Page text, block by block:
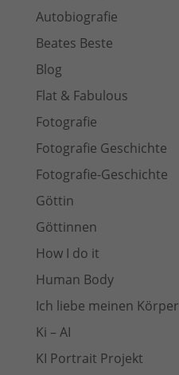
Autobiografie
Beates Beste
Blog
Flat & Fabulous
Fotografie
Fotografie Geschichte
Fotografie-Geschichte
Göttin
Göttinnen
How I do it
Human Body
Ich liebe meinen Körper
Ki – AI
KI Portrait Projekt